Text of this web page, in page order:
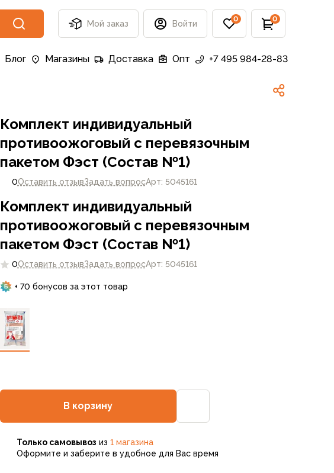
Мой заказ Войти 0 0
Блог Магазины Доставка Опт +7 495 984-28-83
+ 70 бонусов за этот товар
Комплект индивидуальный
противоожоговый с перевязочным
пакетом Фэст (Состав №1)
В корзину
0Оставить отзывЗадать вопросАрт: 5045161
Только самовывоз из 1 магазина
Оформите и заберите в удобное для Вас время
Комплект индивидуальный
противоожоговый с перевязочным
пакетом Фэст (Состав №1)
0Оставить отзывЗадать вопросАрт: 5045161